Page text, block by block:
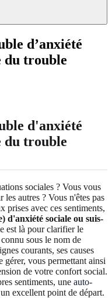
d’anxiété
du trouble
d'anxiété
du trouble
sociales ? Vous vous
autres ? Vous n'êtes pas
prises avec ces sentiments,
d'anxiété sociale ou suis-
est là pour clarifier le
sous le nom de
courants, ses causes
gérer, vous permettant ainsi
de votre confort social.
sentiments, une auto-
excellent point de départ.